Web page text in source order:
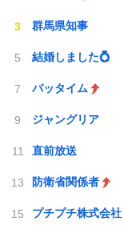
群馬県知事
結婚しました💍
バッタイム
ジャングリア
直前放送
防衛省関係者
プチプチ株式会社